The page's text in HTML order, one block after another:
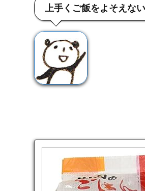
上手くご飯をよそえな